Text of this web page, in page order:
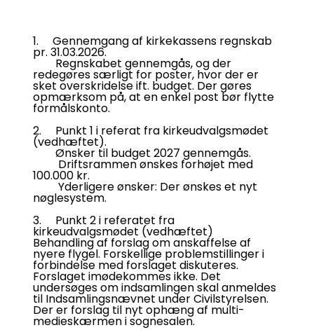
1. Gennemgang af kirkekassens regnskab
pr. 31.03.2026.
Regnskabet gennemgås, og der
redegøres særligt for poster, hvor der er
sket overskridelse ift. budget. Der gøres
opmærksom på, at en enkel post bør flytte
formålskonto.
2. Punkt 1 i referat fra kirkeudvalgsmødet
(vedhæftet).
Ønsker til budget 2027 gennemgås.
Driftsrammen ønskes forhøjet med
100.000 kr.
Yderligere ønsker: Der ønskes et nyt
nøglesystem.
3. Punkt 2 i referatet fra
kirkeudvalgsmødet (vedhæftet)
Behandling af forslag om anskaffelse af
nyere flygel. Forskellige problemstillinger i
forbindelse med forslaget diskuteres.
Forslaget imødekommes ikke. Det
undersøges om indsamlingen skal anmeldes
til Indsamlingsnævnet under Civilstyrelsen.
Der er forslag til nyt ophæng af multi-
medieskærmen i sognesalen.